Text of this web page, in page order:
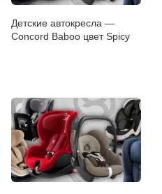
Детские автокресла —
Concord Baboo цвет Spicy